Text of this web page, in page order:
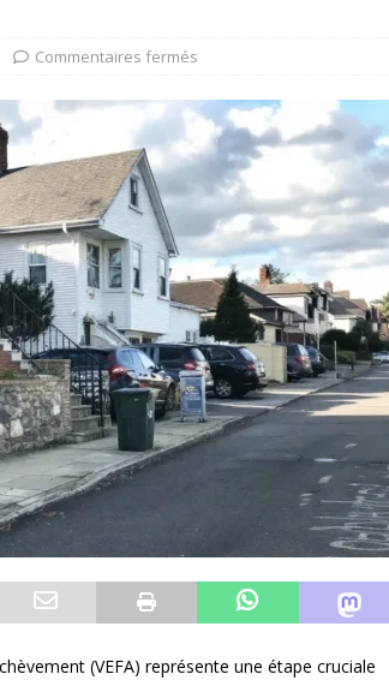
Commentaires fermés
(VEFA) représente une étape cruciale